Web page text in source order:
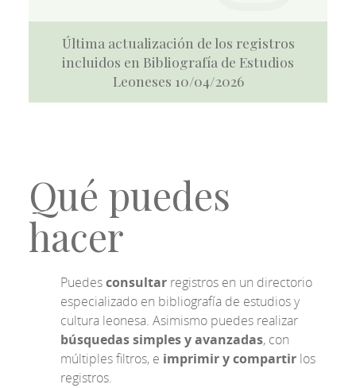
Última actualización de los registros
incluidos en Bibliografía de Estudios
Leoneses 10/04/2026
Qué puedes
hacer
Puedesconsultar registros en un directorio
especializado en bibliografía de estudios y
cultura leonesa. Asimismo puedes realizar
búsquedas simples y avanzadas, con
múltiples filtros, e imprimir y compartir los
registros.